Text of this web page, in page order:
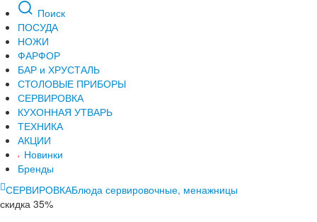
Поиск
ПОСУДА
НОЖИ
ФАРФОР
БАР и ХРУСТАЛЬ
СТОЛОВЫЕ ПРИБОРЫ
СЕРВИРОВКА
КУХОННАЯ УТВАРЬ
ТЕХНИКА
АКЦИИ
Новинки
Бренды
СЕРВИРОВКАБлюда сервировочные, менажницы
скидка 35%